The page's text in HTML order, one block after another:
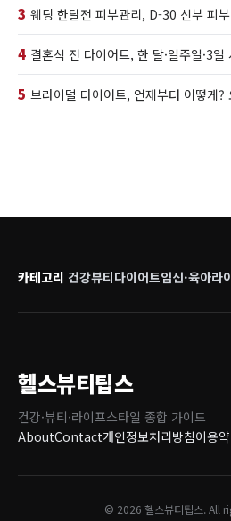
3 웨딩 한달전 피부관리, D-30 신부 피
4 결혼식 전 다이어트, 한 달·일주일·3
5 브라이덜 다이어트, 언제부터 어떻게?
카테고리 건강뷰티다이어트임신·육아라
헬스뷰티팁스
건강·뷰티·라이프스타일 종합 가이드
AboutContact개인정보처리방침이용
© 2026 헬스뷰티팁스. All